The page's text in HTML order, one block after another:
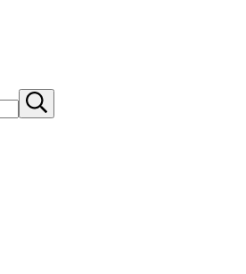
Suche
starten